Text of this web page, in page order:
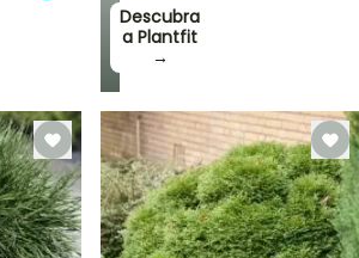
Descubra
a Plantfit
→